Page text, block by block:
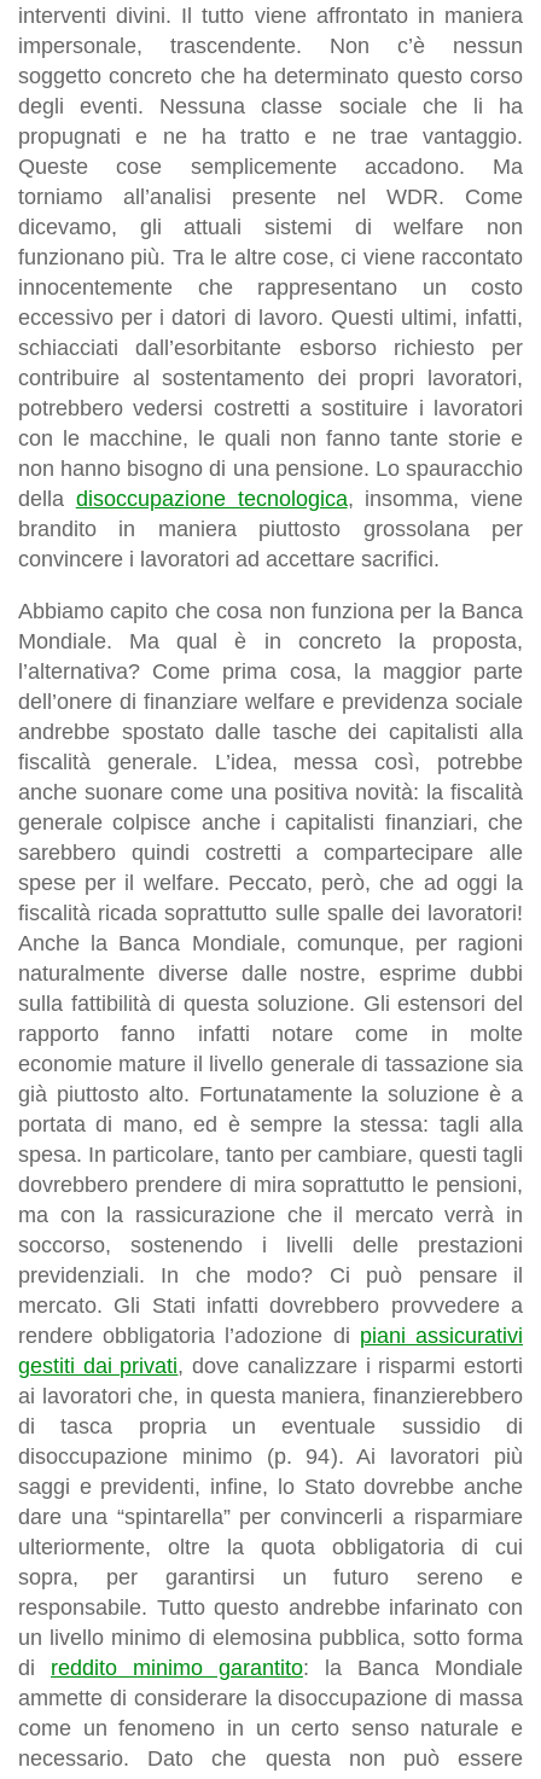
interventi divini. Il tutto viene affrontato in maniera
impersonale, trascendente. Non c’è nessun
soggetto concreto che ha determinato questo corso
degli eventi. Nessuna classe sociale che li ha
propugnati e ne ha tratto e ne trae vantaggio.
Queste cose semplicemente accadono. Ma
torniamo all’analisi presente nel WDR. Come
dicevamo, gli attuali sistemi di welfare non
funzionano più. Tra le altre cose, ci viene raccontato
innocentemente che rappresentano un costo
eccessivo per i datori di lavoro. Questi ultimi, infatti,
schiacciati dall’esorbitante esborso richiesto per
contribuire al sostentamento dei propri lavoratori,
potrebbero vedersi costretti a sostituire i lavoratori
con le macchine, le quali non fanno tante storie e
non hanno bisogno di una pensione. Lo spauracchio
della disoccupazione tecnologica, insomma, viene
brandito in maniera piuttosto grossolana per
convincere i lavoratori ad accettare sacrifici.
Abbiamo capito che cosa non funziona per la Banca
Mondiale. Ma qual è in concreto la proposta,
l’alternativa? Come prima cosa, la maggior parte
dell’onere di finanziare welfare e previdenza sociale
andrebbe spostato dalle tasche dei capitalisti alla
fiscalità generale. L’idea, messa così, potrebbe
anche suonare come una positiva novità: la fiscalità
generale colpisce anche i capitalisti finanziari, che
sarebbero quindi costretti a compartecipare alle
spese per il welfare. Peccato, però, che ad oggi la
fiscalità ricada soprattutto sulle spalle dei lavoratori!
Anche la Banca Mondiale, comunque, per ragioni
naturalmente diverse dalle nostre, esprime dubbi
sulla fattibilità di questa soluzione. Gli estensori del
rapporto fanno infatti notare come in molte
economie mature il livello generale di tassazione sia
già piuttosto alto. Fortunatamente la soluzione è a
portata di mano, ed è sempre la stessa: tagli alla
spesa. In particolare, tanto per cambiare, questi tagli
dovrebbero prendere di mira soprattutto le pensioni,
ma con la rassicurazione che il mercato verrà in
soccorso, sostenendo i livelli delle prestazioni
previdenziali. In che modo? Ci può pensare il
mercato. Gli Stati infatti dovrebbero provvedere a
rendere obbligatoria l’adozione di piani assicurativi
gestiti dai privati, dove canalizzare i risparmi estorti
ai lavoratori che, in questa maniera, finanzierebbero
di tasca propria un eventuale sussidio di
disoccupazione minimo (p. 94). Ai lavoratori più
saggi e previdenti, infine, lo Stato dovrebbe anche
dare una “spintarella” per convincerli a risparmiare
ulteriormente, oltre la quota obbligatoria di cui
sopra, per garantirsi un futuro sereno e
responsabile. Tutto questo andrebbe infarinato con
un livello minimo di elemosina pubblica, sotto forma
di reddito minimo garantito: la Banca Mondiale
ammette di considerare la disoccupazione di massa
come un fenomeno in un certo senso naturale e
necessario. Dato che questa non può essere